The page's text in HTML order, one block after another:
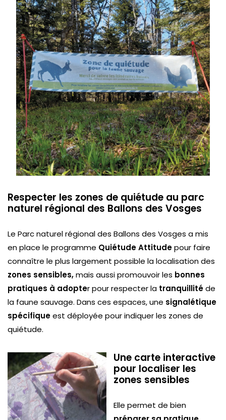
Respecter les zones de quiétude au parc
naturel régional des Ballons des Vosges
Le Parc naturel régional des Ballons des Vosges a mis
en place le programme Quiétude Attitudepour faire
connaître le plus largement possible la localisation des
zones sensibles,mais aussi promouvoir les bonnes
pratiques à adopter pour respecter la tranquillitéde
la faune sauvage. Dans ces espaces, une signalétique
spécifiqueest déployée pour indiquer les zones de
quiétude.
Une carte interactive
pour localiser les
zones sensibles
Elle permet de bien